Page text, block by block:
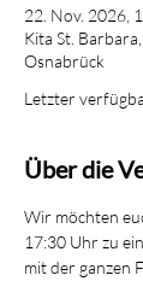
22. Nov. 2026,
Kita St.
Osnabrück
Letzter
Über die
Wir möchten
17:30 Uhr zu
mit der ganzen